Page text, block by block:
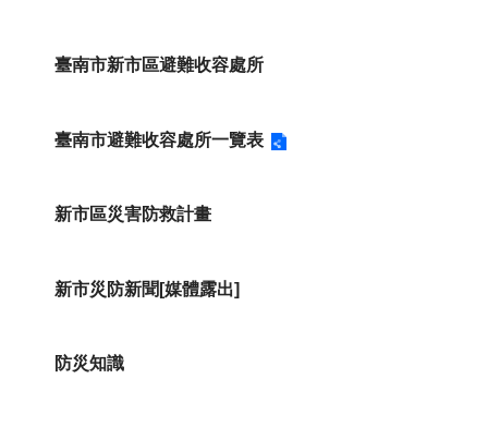
臺南市新市區避難收容處所
臺南市避難收容處所一覽表
新市區災害防救計畫
新市災防新聞[媒體露出]
防災知識